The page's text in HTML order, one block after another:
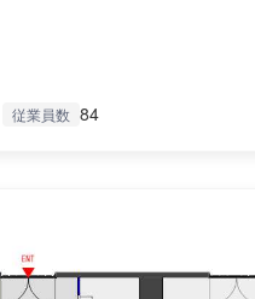
従業員数 84